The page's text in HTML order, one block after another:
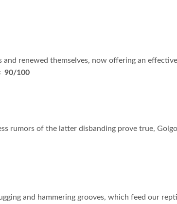
and renewed themselves, now offering an
90/100
rumors of the latter disbanding prove true,
and hammering grooves, which feed our